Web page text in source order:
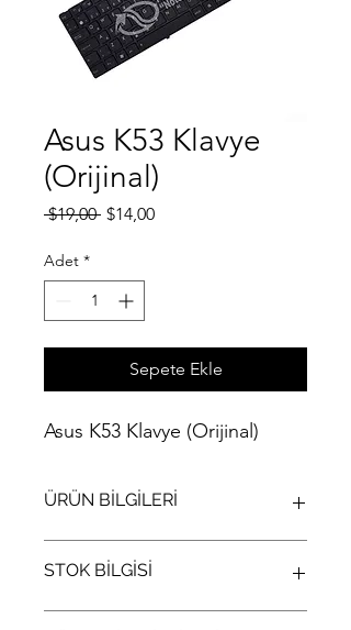
Asus K53 Klavye
(Orijinal)
$19,00 Normal
$14,00İndirimli
Adet *
Sepete Ekle
Asus K53 Klavye (Orijinal)
ÜRÜN BİLGİLERİ
STOK BİLGİSİ